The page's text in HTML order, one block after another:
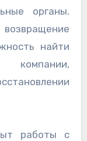
органы.
найти
работы с